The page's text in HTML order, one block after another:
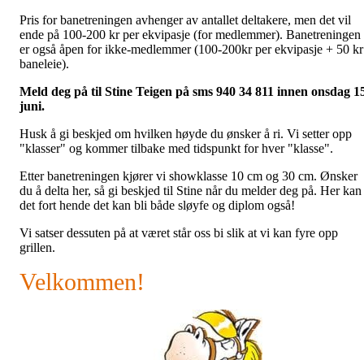
Pris for banetreningen avhenger av antallet deltakere, men det vil
ende på 100-200 kr per ekvipasje (for medlemmer). Banetreningen
er også åpen for ikke-medlemmer (100-200kr per ekvipasje + 50
baneleie).
Meld deg på til Stine Teigen på sms 940 34 811 innen onsdag
juni.
Husk å gi beskjed om hvilken høyde du ønsker å ri. Vi setter opp
"klasser" og kommer tilbake med tidspunkt for hver "klasse".
Etter banetreningen kjører vi showklasse 10 cm og 30 cm. Ønsker
du å delta her, så gi beskjed til Stine når du melder deg på. Her kan
det fort hende det kan bli både sløyfe og diplom også!
Vi satser dessuten på at været står oss bi slik at vi kan fyre opp
grillen.
Velkommen!